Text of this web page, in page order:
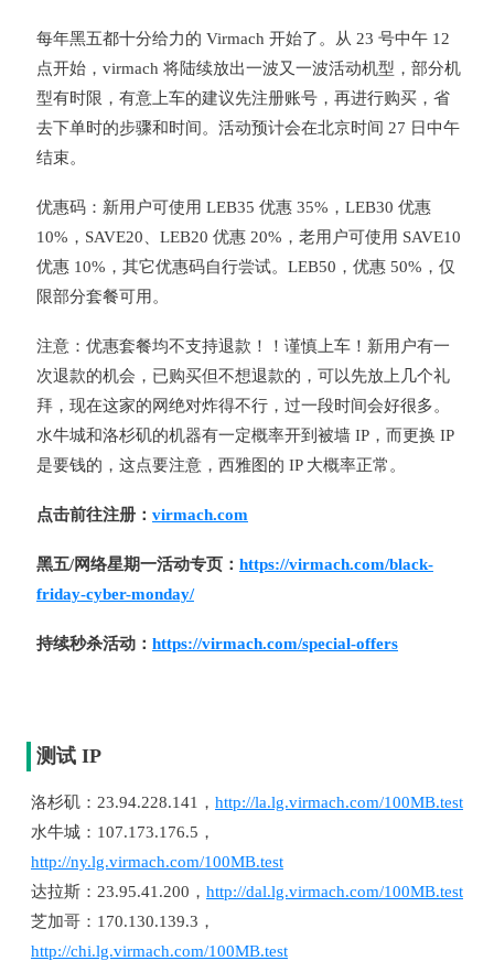
每年黑五都十分给力的 Virmach 开始了。从 23 号中午 12
点开始，virmach 将陆续放出一波又一波活动机型，部分机
型有时限，有意上车的建议先注册账号，再进行购买，省
去下单时的步骤和时间。活动预计会在北京时间 27 日中午
结束。
优惠码：新用户可使用 LEB35 优惠 35%，LEB30 优惠
10%，SAVE20、LEB20 优惠 20%，老用户可使用 SAVE10
优惠 10%，其它优惠码自行尝试。LEB50，优惠 50%，仅
限部分套餐可用。
注意：优惠套餐均不支持退款！！谨慎上车！新用户有一
次退款的机会，已购买但不想退款的，可以先放上几个礼
拜，现在这家的网绝对炸得不行，过一段时间会好很多。
水牛城和洛杉矶的机器有一定概率开到被墙 IP，而更换 IP
是要钱的，这点要注意，西雅图的 IP 大概率正常。
点击前往注册： virmach.com
黑五/网络星期一活动专页： https://virmach.com/black-
friday-cyber-monday/
持续秒杀活动： https://virmach.com/special-offers
测试 IP
洛杉矶：23.94.228.141， http://la.lg.virmach.com/100MB.test
水牛城：107.173.176.5，
http://ny.lg.virmach.com/100MB.test
达拉斯：23.95.41.200， http://dal.lg.virmach.com/100MB.test
芝加哥：170.130.139.3，
http://chi.lg.virmach.com/100MB.test